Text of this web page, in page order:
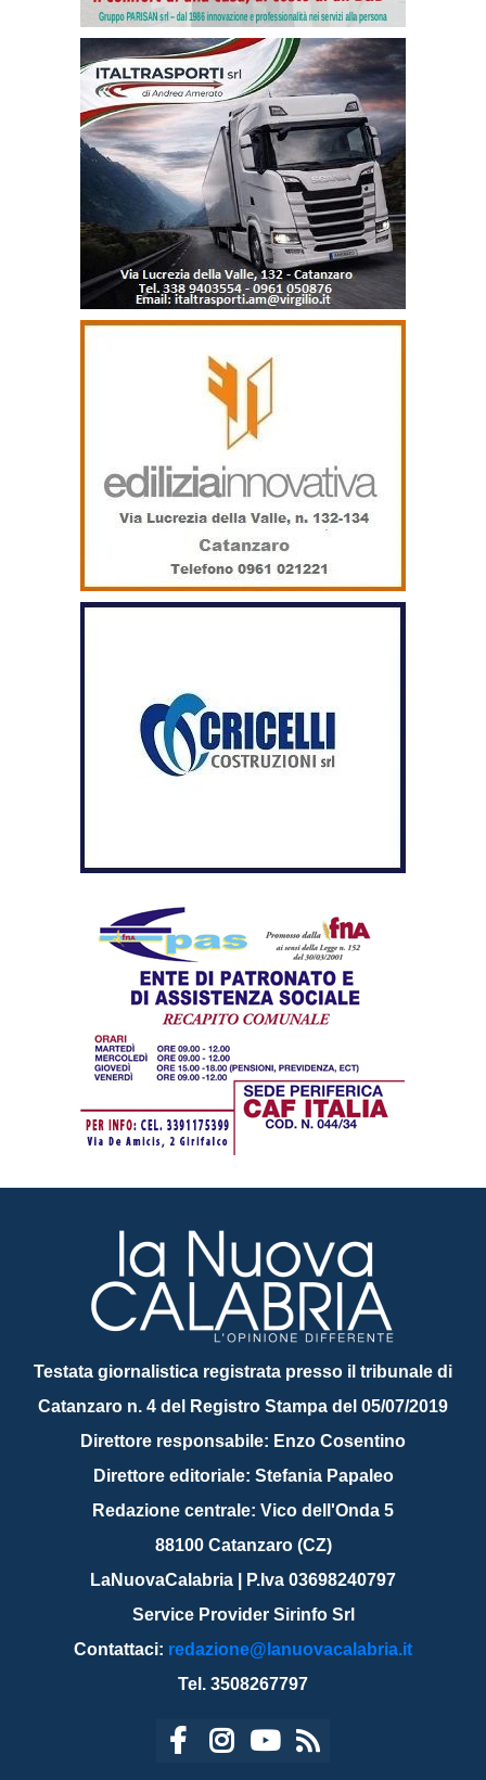
Testata giornalistica registrata presso il tribunale di
Catanzaro n. 4 del Registro Stampa del 05/07/2019
Direttore responsabile: Enzo Cosentino
Direttore editoriale: Stefania Papaleo
Redazione centrale: Vico dell'Onda 5
88100 Catanzaro (CZ)
LaNuovaCalabria | P.Iva 03698240797
Service Provider Sirinfo Srl
Contattaci: redazione@lanuovacalabria.it
Tel. 3508267797